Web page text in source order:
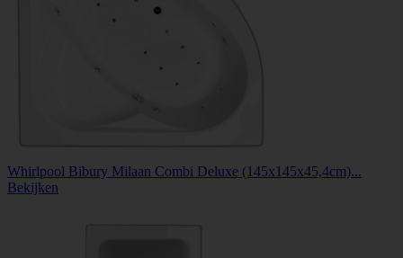
Whirlpool Bibury Milaan Combi Deluxe (145x145x45,4cm)...
Bekijken